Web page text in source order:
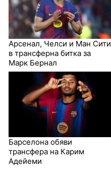
Арсенал, Челси и Ман Сити
в трансферна битка за
Марк Бернал
Барселона обяви
трансфера на Карим
Адейеми